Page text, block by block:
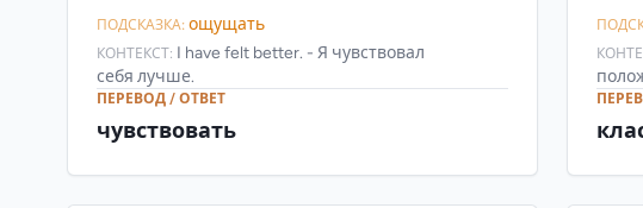
ПОДСКАЗКА: ощущать
КОНТЕКСТ:
I have felt better. - Я чувствовал
себя лучше.
ПЕРЕВОД / ОТВЕТ
чувствовать